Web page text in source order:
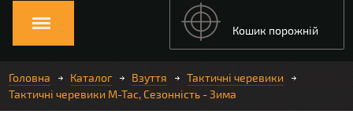
Кошик порожній
Головна Каталог Взуття
Тактичні черевики
Тактичні черевики M-Tac, Сезонність - Зима